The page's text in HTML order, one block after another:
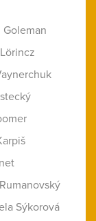
Goleman
Sýkorová